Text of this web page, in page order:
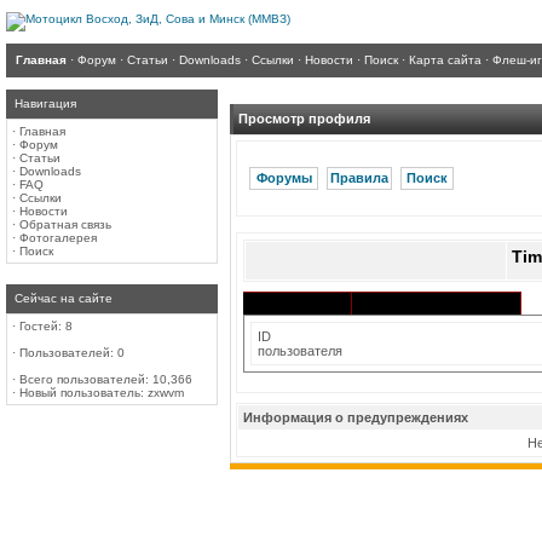
Главная · Форум · Статьи · Downloads · Ссылки · Новости · Поиск · Карта сайта · Флеш-
Навигация
· Главная
· Форум
· Статьи
· Downloads
· FAQ
· Ссылки
· Новости
· Обратная связь
· Фотогалерея
· Поиск
Сейчас на сайте
· Гостей: 8
· Пользователей: 0
· Всего пользователей: 10,366
· Новый пользователь: zxwvm
Просмотр профиля
Форумы Правила Поиск
ID
пользователя
Информация о предупреждениях